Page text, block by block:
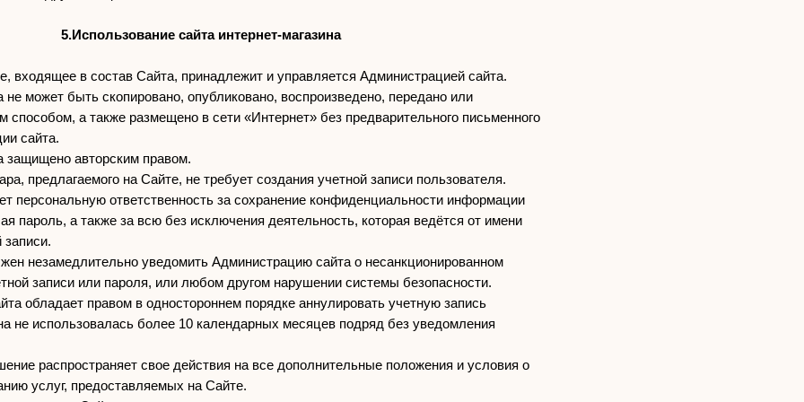
5.Использование сайта интернет-магазина
входящее в состав Сайта, принадлежит и управляется Администрацией сайта.
может быть скопировано, опубликовано, воспроизведено, передано или
способом, а также размещено в сети «Интернет» без предварительного письменного
сайта.
защищено авторским правом.
предлагаемого на Сайте, не требует создания учетной записи пользователя.
персональную ответственность за сохранение конфиденциальности информации
пароль, а также за всю без исключения деятельность, которая ведётся от имени
записи.
незамедлительно уведомить Администрацию сайта о несанкционированном
записи или пароля, или любом другом нарушении системы безопасности.
обладает правом в одностороннем порядке аннулировать учетную запись
не использовалась более 10 календарных месяцев подряд без уведомления
распространяет свое действия на все дополнительные положения и условия о
услуг, предоставляемых на Сайте.